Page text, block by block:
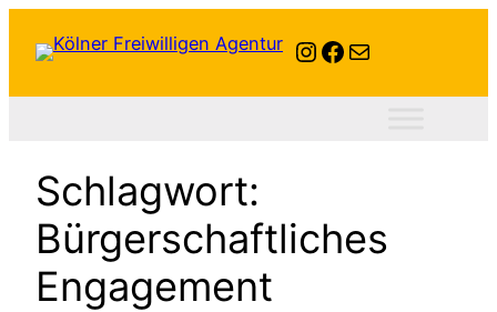
Inhalt
Instagram
Facebook
E-Mail
Schlagwort:
Bürgerschaftliches
Engagement